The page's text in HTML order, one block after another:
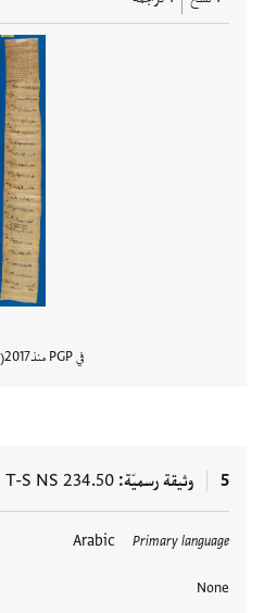
في PGP منذ 2017
5 وثيقة رسميّة T-S NS 234.50
Primary language
Arabic
None
العلامات